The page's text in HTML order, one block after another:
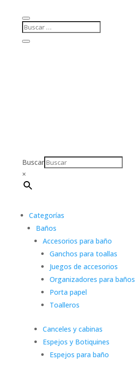
Buscar
×
Categorías
Baños
Accesorios para baño
Ganchos para toallas
Juegos de accesorios
Organizadores para baños
Porta papel
Toalleros
Canceles y cabinas
Espejos y Botiquines
Espejos para baño